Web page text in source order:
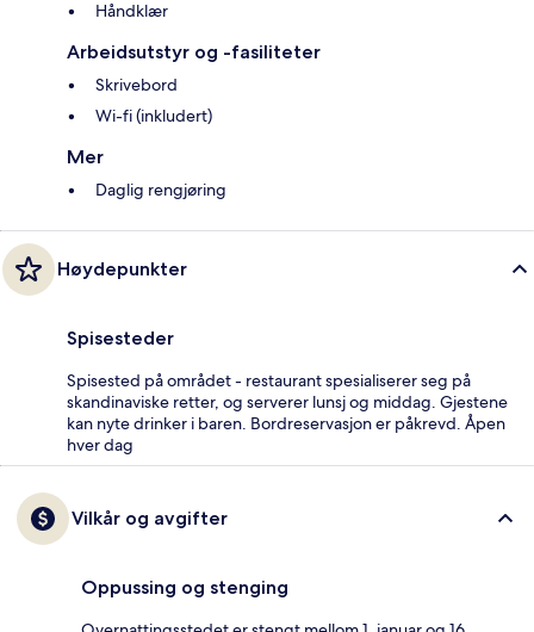
Håndklær
Arbeidsutstyr og -fasiliteter
Skrivebord
Wi-fi (inkludert)
Mer
Daglig rengjøring
Høydepunkter
Spisesteder
Spisested på området - restaurant spesialiserer seg på
skandinaviske retter, og serverer lunsj og middag. Gjestene
kan nyte drinker i baren. Bordreservasjon er påkrevd. Åpen
hver dag
Vilkår og avgifter
Oppussing og stenging